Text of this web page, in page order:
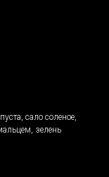
сало соленое,
зелень